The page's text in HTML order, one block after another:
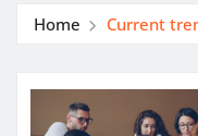
Home Current